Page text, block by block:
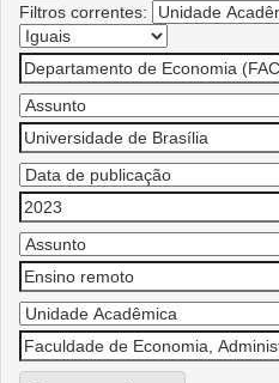
Filtros correntes: